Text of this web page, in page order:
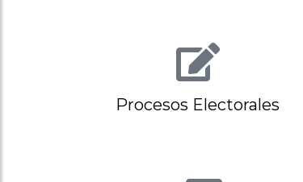
Procesos Electorales